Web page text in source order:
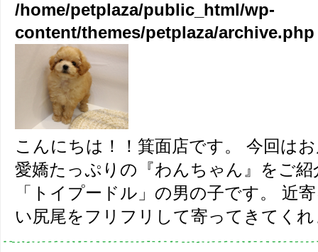
/home/petplaza/public_html/wp-
content/themes/petplaza/archive.php
こんにちは！！箕面店です。 今回は
愛嬌たっぷりの『わんちゃん』をご
「トイプードル」の男の子です。 近
い尻尾をフリフリして寄ってきてく